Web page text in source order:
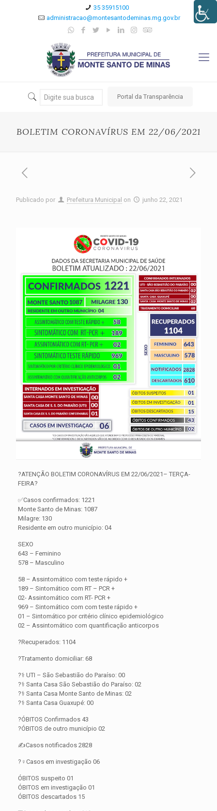
35 35915100
administracao@montesantodeminas.mg.gov.br
Portal da Transparência
BOLETIM CORONAVÍRUS EM 22/06/2021
Publicado por Prefeitura Municipal on junho 22, 2021
?ATENÇÃO BOLETIM CORONAVÍRUS EM 22/06/2021– TERÇA-
FEIRA?
✅Casos confirmados: 1221
Monte Santo de Minas: 1087
Milagre: 130
Residente em outro município: 04
SEXO
643 – Feminino
578 – Masculino
58 – Assintomático com teste rápido +
189 – Sintomático com RT – PCR +
02- Assintomático com RT- PCR +
969 – Sintomático com com teste rápido +
01 – Sintomático por critério clínico epidemiológico
02 – Assintomático com quantificação anticorpos
?Recuperados: 1104
?Tratamento domiciliar: 68
?‍⚕️ UTI – São Sebastião do Paraíso: 00
?‍⚕️ Santa Casa São Sebastião do Paraíso: 02
?‍⚕️ Santa Casa Monte Santo de Minas: 02
?‍⚕️ Santa Casa Guaxupé: 00
?ÓBITOS Confirmados 43
?ÓBITOS de outro município 02
✍️Casos notificados 2828
?️‍♀️Casos em investigação 06
ÓBITOS suspeito 01
ÓBITOS em investigação 01
ÓBITOS descartados 15